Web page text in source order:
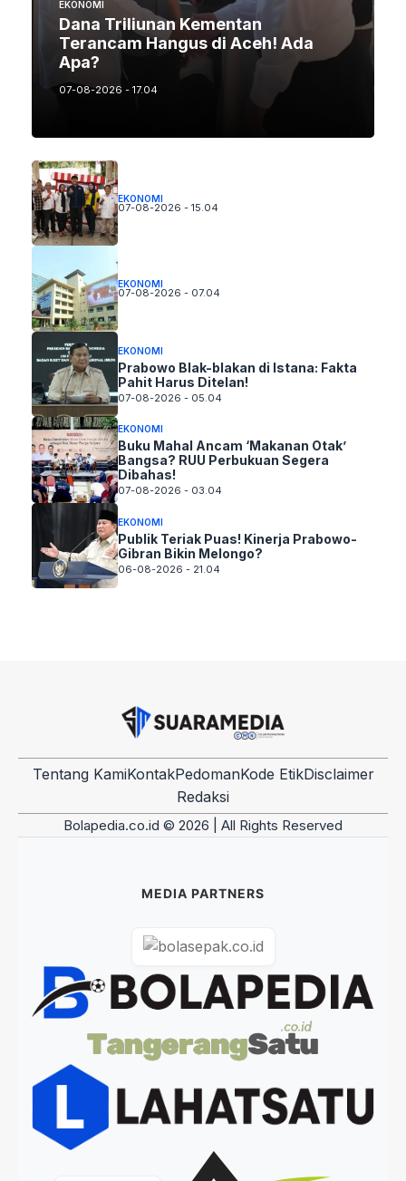
EKONOMI
Dana Triliunan Kementan
Terancam Hangus di Aceh! Ada
Apa?
07-08-2026 - 17.04
EKONOMI
07-08-2026 - 15.04
EKONOMI
07-08-2026 - 07.04
EKONOMI
Prabowo Blak-blakan di Istana: Fakta
Pahit Harus Ditelan!
07-08-2026 - 05.04
EKONOMI
Buku Mahal Ancam ‘Makanan Otak’
Bangsa? RUU Perbukuan Segera
Dibahas!
07-08-2026 - 03.04
EKONOMI
Publik Teriak Puas! Kinerja Prabowo-
Gibran Bikin Melongo?
06-08-2026 - 21.04
Tentang KamiKontakPedomanKode EtikDisclaimer
Redaksi
Bolapedia.co.id © 2026 | All Rights Reserved
MEDIA PARTNERS